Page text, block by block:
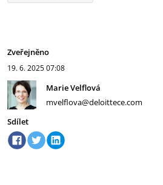
Zveřejněno
19. 6. 202507:08
Marie Velflová
mvelflova@deloittece.com
Sdílet